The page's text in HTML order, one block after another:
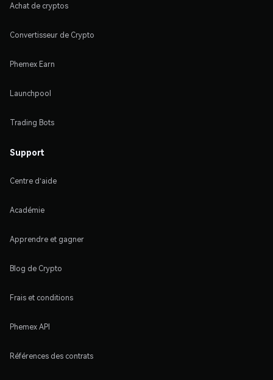
Achat de cryptos
Convertisseur de Crypto
Phemex Earn
Launchpool
Trading Bots
Support
Centre d'aide
Académie
Apprendre et gagner
Blog de Crypto
Frais et conditions
Phemex API
Références des contrats